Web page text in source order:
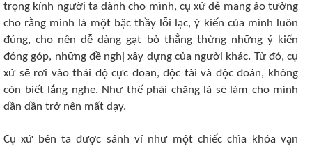
trọng kính người ta dành cho mình, cụ xứ dễ mang ảo tưởng
cho rằng mình là một bậc thầy lỗi lạc, ý kiến của mình luôn
đúng, cho nên dễ dàng gạt bỏ thẳng thừng những ý kiến
đóng góp, những đề nghị xây dựng của người khác. Từ đó, cụ
xứ sẽ rơi vào thái độ cực đoan, độc tài và độc đoán, không
còn biết lắng nghe. Như thế phải chăng là sẽ làm cho mình
dần dần trở nên mất dạy.
Cụ xứ bên ta được sánh ví như một chiếc chìa khóa vạn